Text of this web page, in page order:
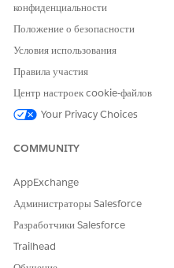
конфиденциальности
Положение о безопасности
Условия использования
Правила участия
Центр настроек cookie-файлов
Your Privacy Choices
COMMUNITY
AppExchange
Администраторы Salesforce
Разработчики Salesforce
Trailhead